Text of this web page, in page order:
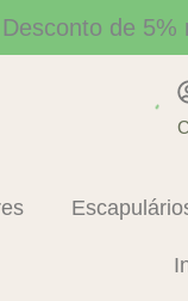
Desconto de 5%